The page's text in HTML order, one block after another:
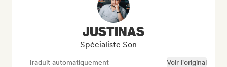
JUSTINAS
Spécialiste Son
Traduit automatiquement Voir l'original